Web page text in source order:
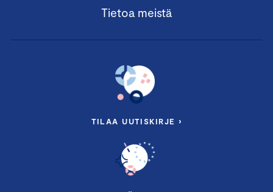
Tietoa meistä
TILAA UUTISKIRJE ›